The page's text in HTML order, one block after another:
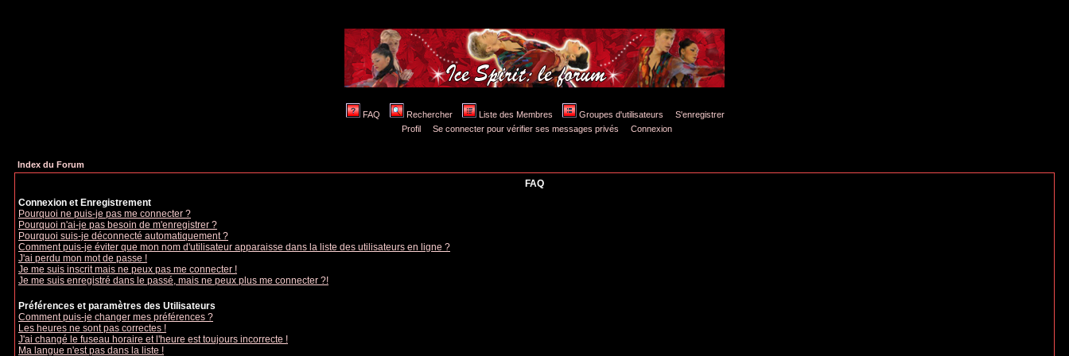
FAQ Rechercher Liste des Membres Groupes d'utilisateurs S'enregistrer
Profil Se connecter pour vérifier ses messages privés Connexion
Index du Forum
FAQ
Connexion et Enregistrement
Pourquoi ne puis-je pas me connecter ?
Pourquoi n'ai-je pas besoin de m'enregistrer ?
Pourquoi suis-je déconnecté automatiquement ?
Comment puis-je éviter que mon nom d'utilisateur apparaisse dans la liste des utilisateurs en ligne ?
J'ai perdu mon mot de passe !
Je me suis inscrit mais ne peux pas me connecter !
Je me suis enregistré dans le passé, mais ne peux plus me connecter ?!
Préférences et paramètres des Utilisateurs
Comment puis-je changer mes préférences ?
Les heures ne sont pas correctes !
J'ai changé le fuseau horaire et l'heure est toujours incorrecte !
Ma langue n'est pas dans la liste !